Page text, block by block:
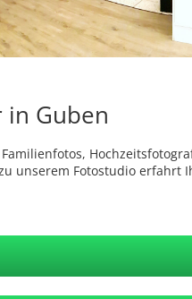
Guben
unserem Fotostudio erfahrt